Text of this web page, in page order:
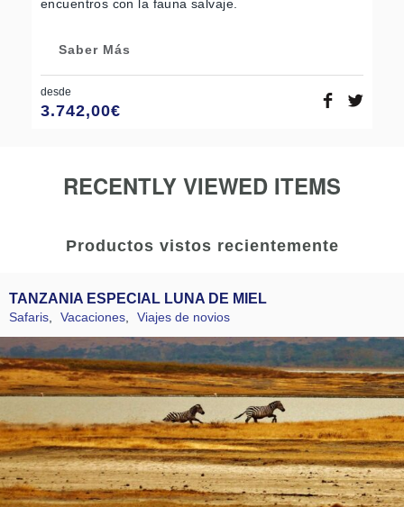
encuentros con la fauna salvaje.
Saber Más
desde
3.742,00€
RECENTLY VIEWED ITEMS
Productos vistos recientemente
TANZANIA ESPECIAL LUNA DE MIEL
Safaris Vacaciones Viajes de novios